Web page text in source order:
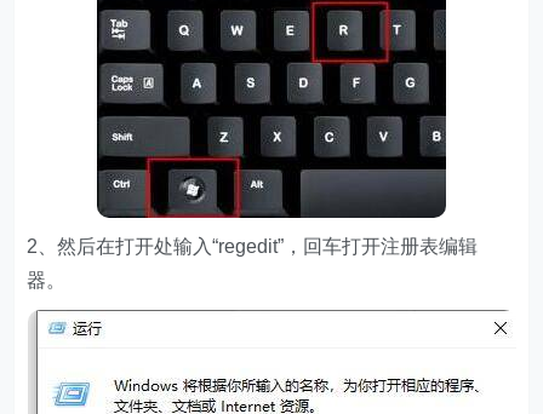
2、然后在打开处输入“regedit”，回车打开注册表编辑
器。